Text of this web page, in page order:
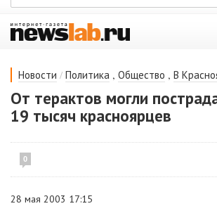
Новости / Политика , Общество , В
От терактов могли
19 тысяч красноярцев
0
28 мая 2003 17:15